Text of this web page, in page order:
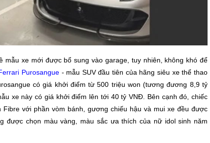
mẫu xe mới được bổ sung vào garage, tuy nhiên, không khó để
Purosangue - mẫu SUV đầu tiên của hãng siêu xe thể thao
có giá khởi điểm từ 500 triệu won (tương đương 8,9 tỷ
xe này có giá khởi điểm lên tới 40 tỷ VNĐ. Bên cạnh đó, chiếc
với phần vòm bánh, gương chiếu hậu và mui xe đều được
được chọn màu vàng, màu sắc ưa thích của nữ idol sinh năm